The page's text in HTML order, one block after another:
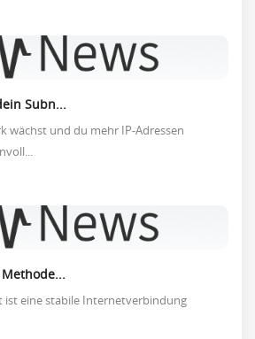
Subn...
wächst und du mehr IP-Adressen
ist eine stabile Internetverbindung